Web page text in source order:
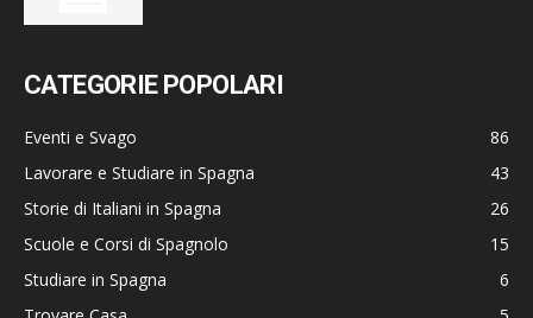
CATEGORIE POPOLARI
Eventi e Svago
86
Lavorare e Studiare in Spagna
43
Storie di Italiani in Spagna
26
Scuole e Corsi di Spagnolo
15
Studiare in Spagna
6